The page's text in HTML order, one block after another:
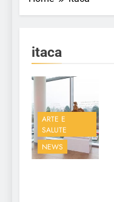
itaca
ARTE E
SALUTE
NEWS